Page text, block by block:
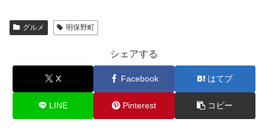
グルメ 明保野町
シェアする
X Facebook はてブ
LINE Pinterest コピー